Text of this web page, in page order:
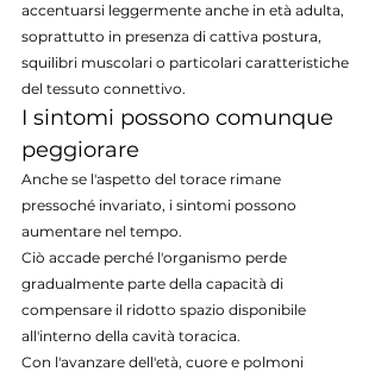
accentuarsi leggermente anche in età adulta,
soprattutto in presenza di cattiva postura,
squilibri muscolari o particolari caratteristiche
del tessuto connettivo.
I sintomi possono comunque
peggiorare
Anche se l'aspetto del torace rimane
pressoché invariato, i sintomi possono
aumentare nel tempo.
Ciò accade perché l'organismo perde
gradualmente parte della capacità di
compensare il ridotto spazio disponibile
all'interno della cavità toracica.
Con l'avanzare dell'età, cuore e polmoni